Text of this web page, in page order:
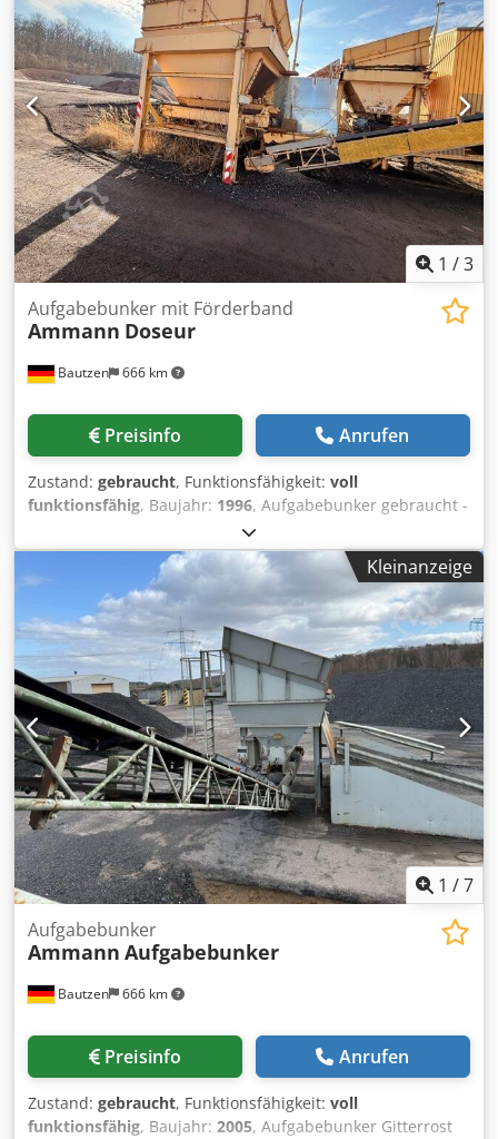
1 /3
Bautzen 666 km
Aufgabebunker mit Förderband
Ammann Doseur
Preisinfo Anrufen
Zustand: gebraucht, Funktionsfähigkeit: voll
funktionsfähig, Baujahr: 1996, Aufgabebunker gebraucht -
Abzugsband Dcedpfxszq S Avj Ab Nok -Förderband
Kleinanzeige
1 /7
Bautzen 666 km
Aufgabebunker
Ammann Aufgabebunker
Preisinfo Anrufen
Zustand: gebraucht, Funktionsfähigkeit: voll
funktionsfähig, Baujahr: 2005, Aufgabebunker Gitterrost